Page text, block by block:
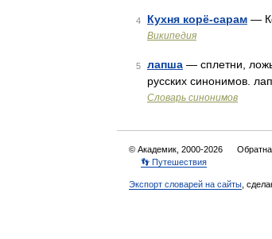
4 Кухня корё-сарам —
Википедия
5 лапша — сплетни,
русских синонимов.
Словарь синонимов
© Академик, 2000-2026
👣 Путешествия
Экспорт словарей на сайты ,